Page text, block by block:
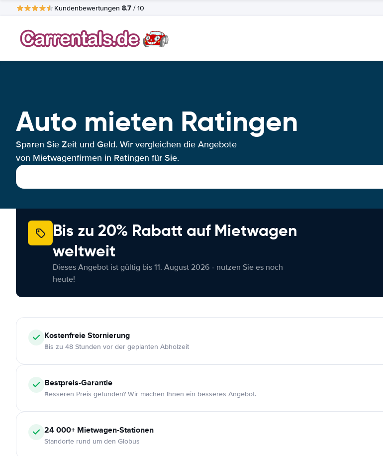
Kundenbewertungen 8.7 / 10
Auto mieten Ratingen
Sparen Sie Zeit und Geld. Wir vergleichen die Angebote
von Mietwagenfirmen in Ratingen für Sie.
Bis zu 20% Rabatt auf Mietwagen
weltweit
Dieses Angebot ist gültig bis 11. August 2026 - nutzen Sie es noch
heute!
KostenfreieStornierung
Bis zu 48 Stunden vor der geplanten Abholzeit
Bestpreis-Garantie
Besseren Preis gefunden? Wir machen Ihnen ein besseres Angebot.
24 000+ Mietwagen-Stationen
Standorte rund um den Globus